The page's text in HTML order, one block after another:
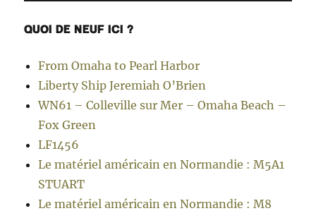
QUOI DE NEUF ICI ?
From Omaha to Pearl Harbor
Liberty Ship Jeremiah O’Brien
WN61 – Colleville sur Mer – Omaha Beach –
Fox Green
LF1456
Le matériel américain en Normandie : M5A1
STUART
Le matériel américain en Normandie : M8